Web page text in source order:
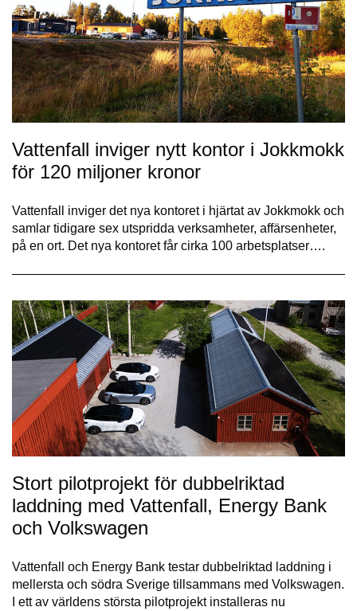
Vattenfall inviger nytt kontor i Jokkmokk
för 120 miljoner kronor
Vattenfall inviger det nya kontoret i hjärtat av Jokkmokk och
samlar tidigare sex utspridda verksamheter, affärsenheter,
på en ort. Det nya kontoret får cirka 100 arbetsplatser….
Stort pilotprojekt för dubbelriktad
laddning med Vattenfall, Energy Bank
och Volkswagen
Vattenfall och Energy Bank testar dubbelriktad laddning i
mellersta och södra Sverige tillsammans med Volkswagen.
I ett av världens största pilotprojekt installeras nu